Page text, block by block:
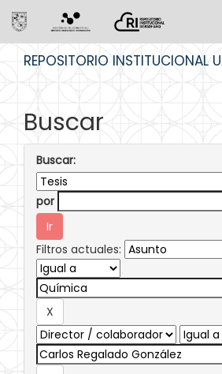
REPOSITORIO INSTITUCIONAL
Buscar
Buscar:
por
Filtros actuales: